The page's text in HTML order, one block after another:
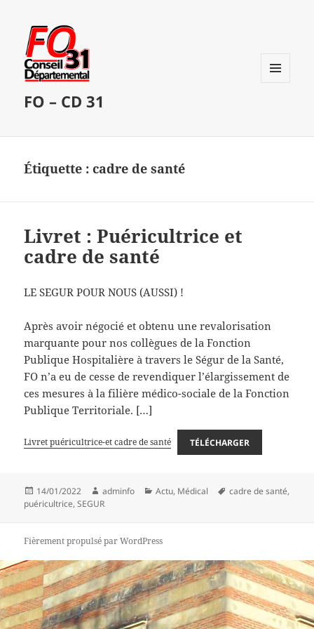
FO – CD 31
Étiquette :cadre de santé
Livret : Puéricultrice et
cadre de santé
LE SEGUR POUR NOUS (AUSSI) !
Après avoir négocié et obtenu une revalorisation
marquante pour nos collègues de la Fonction
Publique Hospitalière à travers le Ségur de la Santé,
FO n’a eu de cesse de revendiquer l’élargissement de
ces mesures à la filière médico-sociale de la Fonction
Publique Territoriale. […]
Livret puéricultrice-et cadre de santé TÉLÉCHARGER
Publié
le
14/01/2022 Auteur
adminfo Catégories
Actu, Médical
Mots-
cadre de santé,
puéricultrice,SEGUR
Fièrement propulsé par WordPress